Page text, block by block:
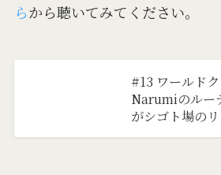
らから聴いてみてください。
#13 ワールド
Narumiのルー
がシゴト場の